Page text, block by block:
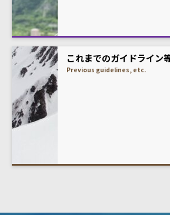
これまでのガイドライン
Previous guidelines, etc.